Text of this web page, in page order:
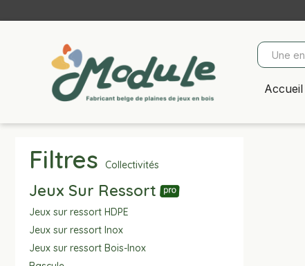
Accueil
Filtres Collectivités
Jeux Sur Ressort
Jeux sur ressort HDPE
Jeux sur ressort Inox
Jeux sur ressort Bois-Inox